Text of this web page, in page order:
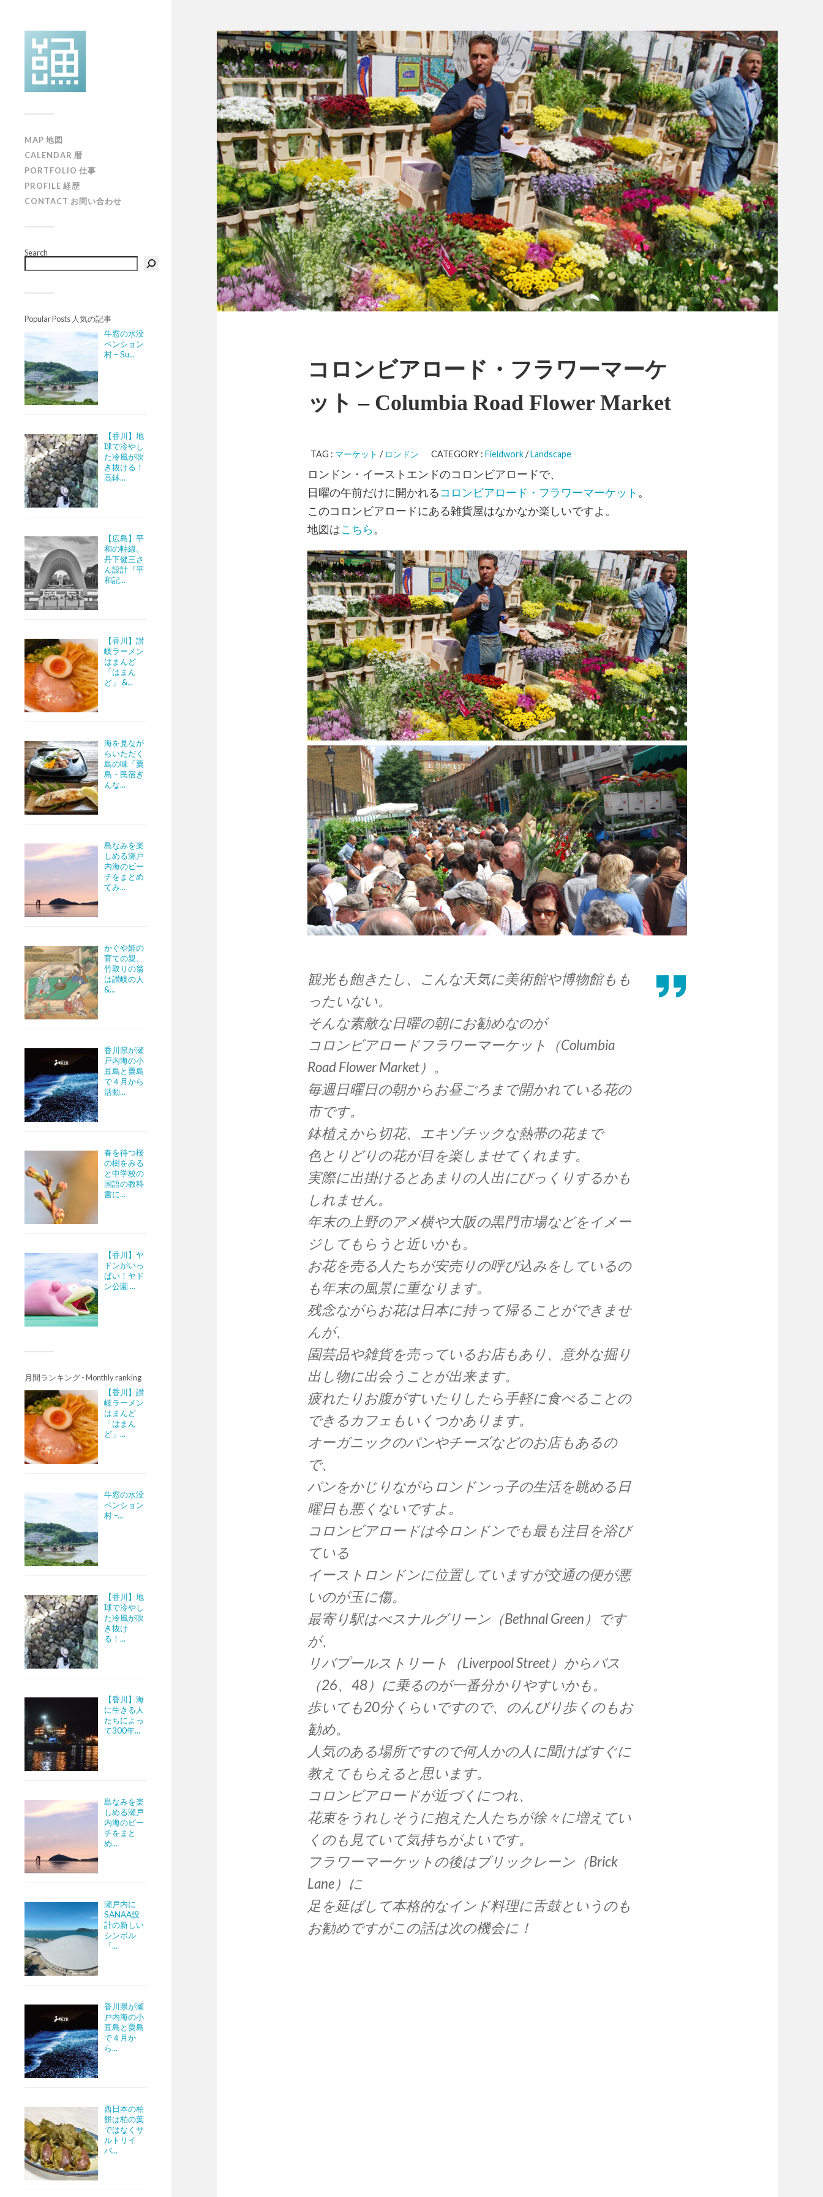
MAP 地図
CALENDAR 暦
PORTFOLIO 仕事
PROFILE 経歴
CONTACT お問い合わせ
Search
Popular Posts 人気の記事
牛窓の水没
ペンション
村 – Su...
【香川】地
球で冷やし
た冷風が吹
き抜ける！
高鉢...
【広島】平
和の軸線。
丹下健三さ
ん設計『平
和記...
【香川】讃
岐ラーメン
はまんど
「はまん
ど」 &...
海を見なが
らいただく
島の味「粟
島・民宿ぎ
んな...
島なみを楽
しめる瀬戸
内海のビー
チをまとめ
てみ...
かぐや姫の
育ての親、
竹取りの翁
は讃岐の人
&...
香川県が瀬
戸内海の小
豆島と粟島
で４月から
活動...
春を待つ桜
の樹をみる
と中学校の
国語の教科
書に...
【香川】ヤ
ドンがいっ
ぱい！ヤド
ン公園 ...
月間ランキング - Monthly ranking
【香川】讃
岐ラーメン
はまんど
「はまん
ど」...
牛窓の水没
ペンション
村 –...
【香川】地
球で冷やし
た冷風が吹
き抜け
る！...
【香川】海
に生きる人
たちによっ
て300年...
島なみを楽
しめる瀬戸
内海のビー
チをまと
め...
瀬戸内に
SANAA設
計の新しい
シンボル
『...
香川県が瀬
戸内海の小
豆島と粟島
で４月か
ら...
西日本の柏
餅は柏の葉
ではなくサ
ルトリイ
バ...
コロンビアロード・フラワーマーケ
ット – Columbia Road Flower Market
TAG : マーケット / ロンドン CATEGORY : Fieldwork/Landscape
ロンドン・イーストエンドのコロンビアロードで、
日曜の午前だけに開かれるコロンビアロード・フラワーマーケット 。
このコロンビアロードにある雑貨屋はなかなか楽しいですよ。
地図はこちら。
観光も飽きたし、こんな天気に美術館や博物館もも
ったいない。
そんな素敵な日曜の朝にお勧めなのが
コロンビアロードフラワーマーケット（Columbia
Road Flower Market）。
毎週日曜日の朝からお昼ごろまで開かれている花の
市です。
鉢植えから切花、エキゾチックな熱帯の花まで
色とりどりの花が目を楽しませてくれます。
実際に出掛けるとあまりの人出にびっくりするかも
しれません。
年末の上野のアメ横や大阪の黒門市場などをイメー
ジしてもらうと近いかも。
お花を売る人たちが安売りの呼び込みをしているの
も年末の風景に重なります。
残念ながらお花は日本に持って帰ることができませ
んが、
園芸品や雑貨を売っているお店もあり、意外な掘り
出し物に出会うことが出来ます。
疲れたりお腹がすいたりしたら手軽に食べることの
できるカフェもいくつかあります。
オーガニックのパンやチーズなどのお店もあるの
で、
パンをかじりながらロンドンっ子の生活を眺める日
曜日も悪くないですよ。
コロンビアロードは今ロンドンでも最も注目を浴び
ている
イーストロンドンに位置していますが交通の便が悪
いのが玉に傷。
最寄り駅はべスナルグリーン（Bethnal Green）です
が、
リバプールストリート（Liverpool Street）からバス
（26、48）に乗るのが一番分かりやすいかも。
歩いても20分くらいですので、のんびり歩くのもお
勧め。
人気のある場所ですので何人かの人に聞けばすぐに
教えてもらえると思います。
コロンビアロードが近づくにつれ、
花束をうれしそうに抱えた人たちが徐々に増えてい
くのも見ていて気持ちがよいです。
フラワーマーケットの後はブリックレーン（Brick
Lane）に
足を延ばして本格的なインド料理に舌鼓というのも
お勧めですがこの話は次の機会に！